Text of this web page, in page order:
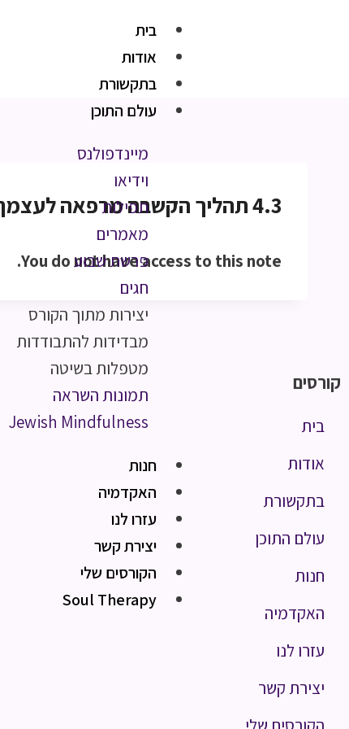
בית
אודות
בתקשורת
עולם התוכן
מיינדפולנס
וידיאו
תפילות
מאמרים
פרשת שבוע
חגים
יצירות מתוך הקורס
מבדידות להתבודדות
מטפלות בשיטה
תמונות השראה
Jewish Mindfulness
חנות
האקדמיה
עזרו לנו
יצירת קשר
הקורסים שלי
Soul Therapy
4.3 תהליך הקשבה מרפאה לעצמך חלק א47 דק’ 44 שנ’
You do not have access to this note.
קורסים
בית
אודות
בתקשורת
עולם התוכן
חנות
האקדמיה
עזרו לנו
יצירת קשר